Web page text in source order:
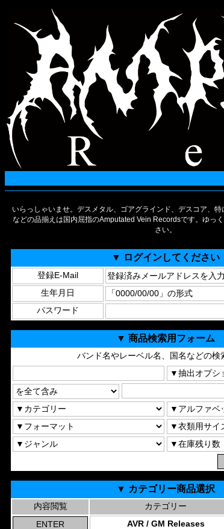
いらっしゃいませ。デスメタル、ゴアグラインド、デスコア、
などの品揃えは国内屈指のAmputated Vein Recordsです。ゆっ
さい。
▼ ログインしてください
登録E-Mail
生年月日
パスワード
▼ 商品検索用フォーム
バンド名やレーベル名、国名などの検
▼ カテゴリー商品選択
内容閲覧 カテゴリー
AVR / GM Releases